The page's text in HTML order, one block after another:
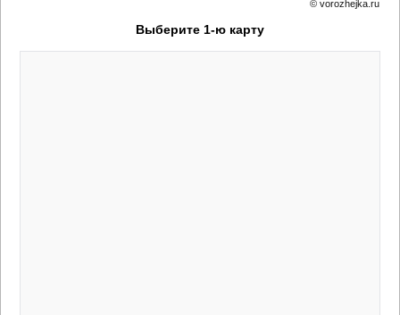
© vorozhejka.ru
Выберите 1-ю карту